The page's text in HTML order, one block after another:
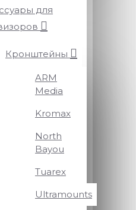
для
Кронштейны
ARM
Media
Kromax
North
Bayou
Tuarex
Ultramounts